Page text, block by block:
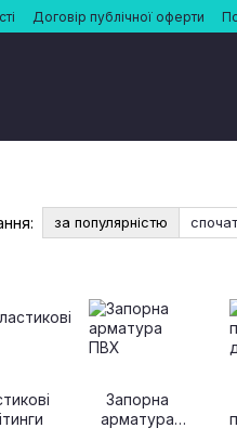
Договір публічної оферти
за популярністю
Запорна
арматура